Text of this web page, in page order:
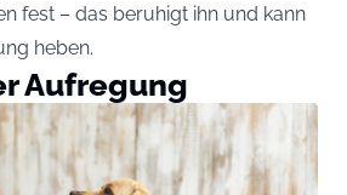
fest – das beruhigt ihn und kann
heben.
Aufregung